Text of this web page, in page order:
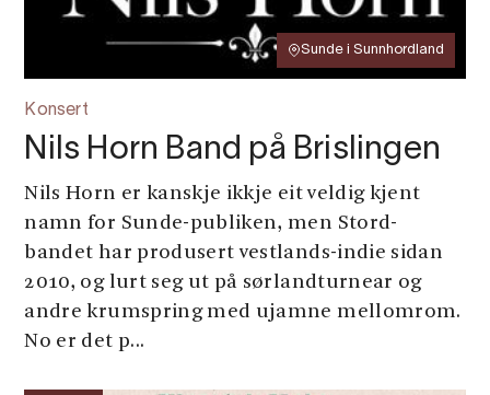
Sunde i Sunnhordland
Konsert
Nils Horn Band på Brislingen
Nils Horn er kanskje ikkje eit veldig kjent
namn for Sunde-publiken, men Stord-
bandet har produsert vestlands-indie sidan
2010, og lurt seg ut på sørlandturnear og
andre krumspring med ujamne mellomrom.
No er det p...